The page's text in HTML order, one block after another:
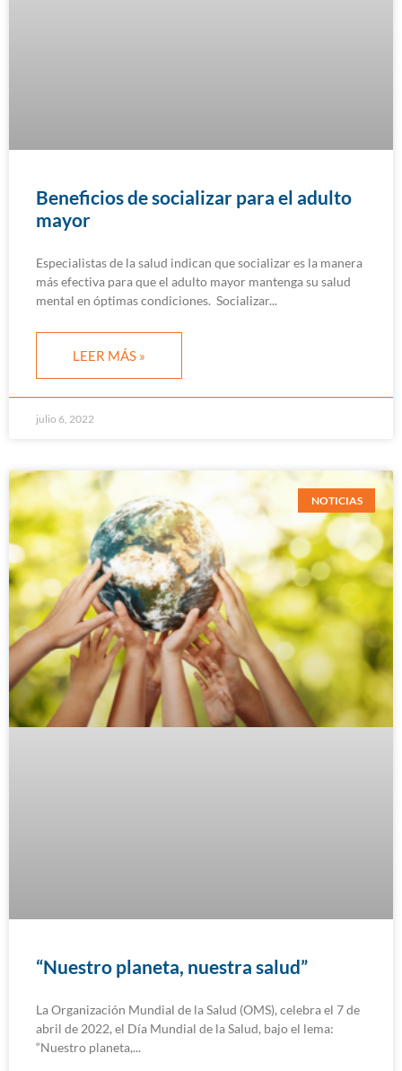
Beneficios de socializar para el adulto
mayor
Especialistas de la salud indican que socializar es la manera
más efectiva para que el adulto mayor mantenga su salud
mental en óptimas condiciones. Socializar
LEER MÁS »
julio 6, 2022
NOTICIAS
“Nuestro planeta, nuestra salud”
La Organización Mundial de la Salud (OMS), celebra el 7 de
abril de 2022, el Día Mundial de la Salud, bajo el lema:
“Nuestro planeta,